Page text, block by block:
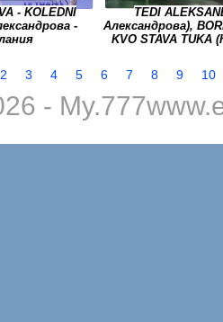
- KOLEDNI
-
TEDI
Александрова),
KVO STAVA TUKA
2 3 4 5 6 7 8 9 10
-